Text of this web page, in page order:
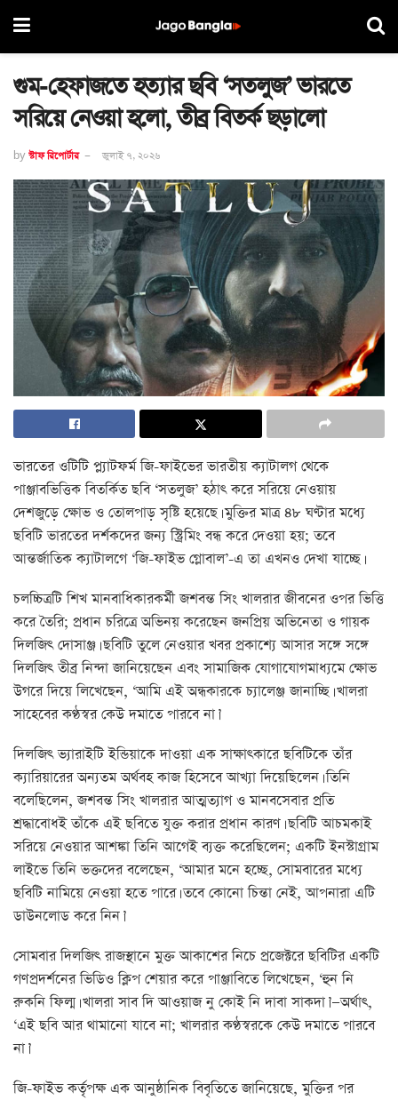
গুম‑হেফাজতে হত্যার ছবি ‘সতলুজ’ ভারতে
সরিয়ে নেওয়া হলো, তীব্র বিতর্ক ছড়ালো
by স্টাফ রিপোর্টার জুলাই ৭, ২০২৬
ভারতের ওটিটি প্ল্যাটফর্ম জি-ফাইভের ভারতীয় ক্যাটালগ থেকে
পাঞ্জাবভিত্তিক বিতর্কিত ছবি ‘সতলুজ’ হঠাৎ করে সরিয়ে নেওয়ায়
দেশজুড়ে ক্ষোভ ও তোলপাড় সৃষ্টি হয়েছে। মুক্তির মাত্র ৪৮ ঘণ্টার মধ্যে
ছবিটি ভারতের দর্শকদের জন্য স্ট্রিমিং বন্ধ করে দেওয়া হয়; তবে
আন্তর্জাতিক ক্যাটালগে ‘জি-ফাইভ গ্লোবাল’-এ তা এখনও দেখা যাচ্ছে।
চলচ্চিত্রটি শিখ মানবাধিকারকর্মী জশবন্ত সিং খালরার জীবনের ওপর ভিত্তি
করে তৈরি; প্রধান চরিত্রে অভিনয় করেছেন জনপ্রিয় অভিনেতা ও গায়ক
দিলজিৎ দোসাঞ্জ। ছবিটি তুলে নেওয়ার খবর প্রকাশ্যে আসার সঙ্গে সঙ্গে
দিলজিৎ তীব্র নিন্দা জানিয়েছেন এবং সামাজিক যোগাযোগমাধ্যমে ক্ষোভ
উগরে দিয়ে লিখেছেন, ‘আমি এই অন্ধকারকে চ্যালেঞ্জ জানাচ্ছি। খালরা
সাহেবের কণ্ঠস্বর কেউ দমাতে পারবে না।’
দিলজিৎ ভ্যারাইটি ইন্ডিয়াকে দাওয়া এক সাক্ষাৎকারে ছবিটিকে তাঁর
ক্যারিয়ারের অন্যতম অর্থবহ কাজ হিসেবে আখ্যা দিয়েছিলেন। তিনি
বলেছিলেন, জশবন্ত সিং খালরার আত্মত্যাগ ও মানবসেবার প্রতি
শ্রদ্ধাবোধই তাঁকে এই ছবিতে যুক্ত করার প্রধান কারণ। ছবিটি আচমকাই
সরিয়ে নেওয়ার আশঙ্কা তিনি আগেই ব্যক্ত করেছিলেন; একটি ইনস্টাগ্রাম
লাইভে তিনি ভক্তদের বলেছেন, ‘আমার মনে হচ্ছে, সোমবারের মধ্যে
ছবিটি নামিয়ে নেওয়া হতে পারে। তবে কোনো চিন্তা নেই, আপনারা এটি
ডাউনলোড করে নিন।’
সোমবার দিলজিৎ রাজস্থানে মুক্ত আকাশের নিচে প্রজেক্টরে ছবিটির একটি
গণপ্রদর্শনের ভিডিও ক্লিপ শেয়ার করে পাঞ্জাবিতে লিখেছেন, ‘হুন নি
রুকনি ফিল্ম। খালরা সাব দি আওয়াজ নু কোই নি দাবা সাকদা।’—অর্থাৎ,
‘এই ছবি আর থামানো যাবে না; খালরার কণ্ঠস্বরকে কেউ দমাতে পারবে
না।’
জি-ফাইভ কর্তৃপক্ষ এক আনুষ্ঠানিক বিবৃতিতে জানিয়েছে, মুক্তির পর